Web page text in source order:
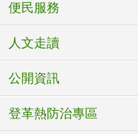
便民服務
人文走讀
公開資訊
登革熱防治專區